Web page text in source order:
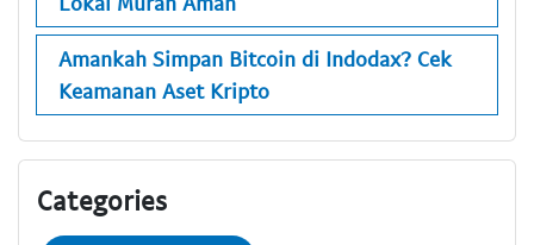
Amankah Simpan Bitcoin di Indodax? Cek
Keamanan Aset Kripto
Categories